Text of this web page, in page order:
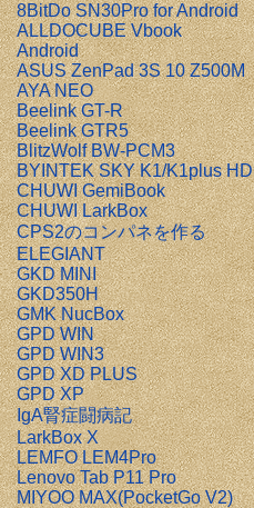
8BitDo SN30Pro for Android
ALLDOCUBE Vbook
Android
ASUS ZenPad 3S 10 Z500M
AYA NEO
Beelink GT-R
Beelink GTR5
BlitzWolf BW-PCM3
BYINTEK SKY K1/K1plus HD
CHUWI GemiBook
CHUWI LarkBox
CPS2のコンパネを作る
ELEGIANT
GKD MINI
GKD350H
GMK NucBox
GPD WIN
GPD WIN3
GPD XD PLUS
GPD XP
IgA腎症闘病記
LarkBox X
LEMFO LEM4Pro
Lenovo Tab P11 Pro
MIYOO MAX(PocketGo V2)